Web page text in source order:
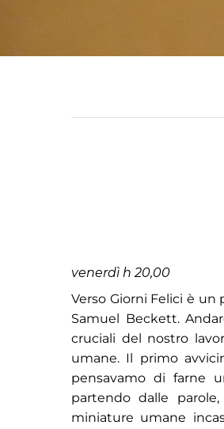
venerdì h 20,00
Verso Giorni Felici è
Samuel Beckett.
cruciali del nostro
umane. Il primo
pensavamo di farne
partendo dalle
miniature umane